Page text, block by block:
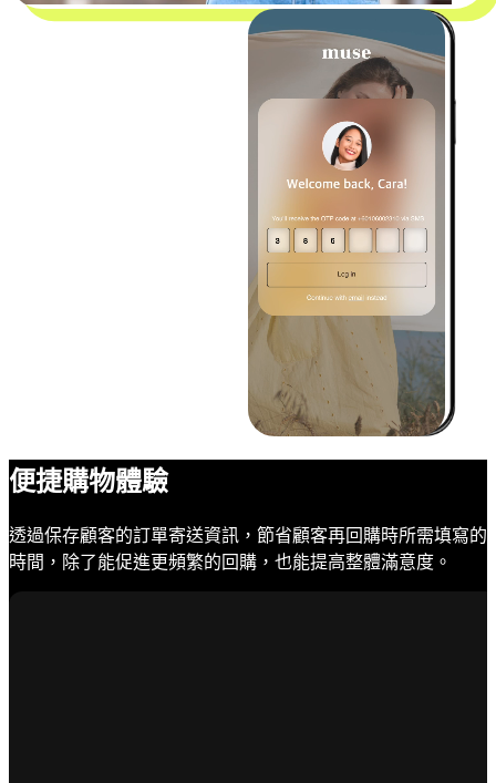
便捷購物體驗
透過保存顧客的訂單寄送資訊，節省顧客再回購時所需填寫的
時間，除了能促進更頻繁的回購，也能提高整體滿意度。